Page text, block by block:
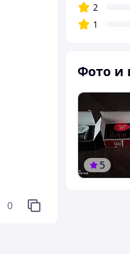
0
2
1
Фото и
5